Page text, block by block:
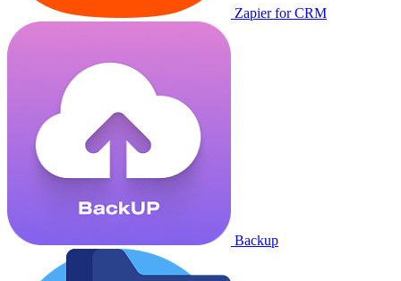
Zapier for CRM
Backup